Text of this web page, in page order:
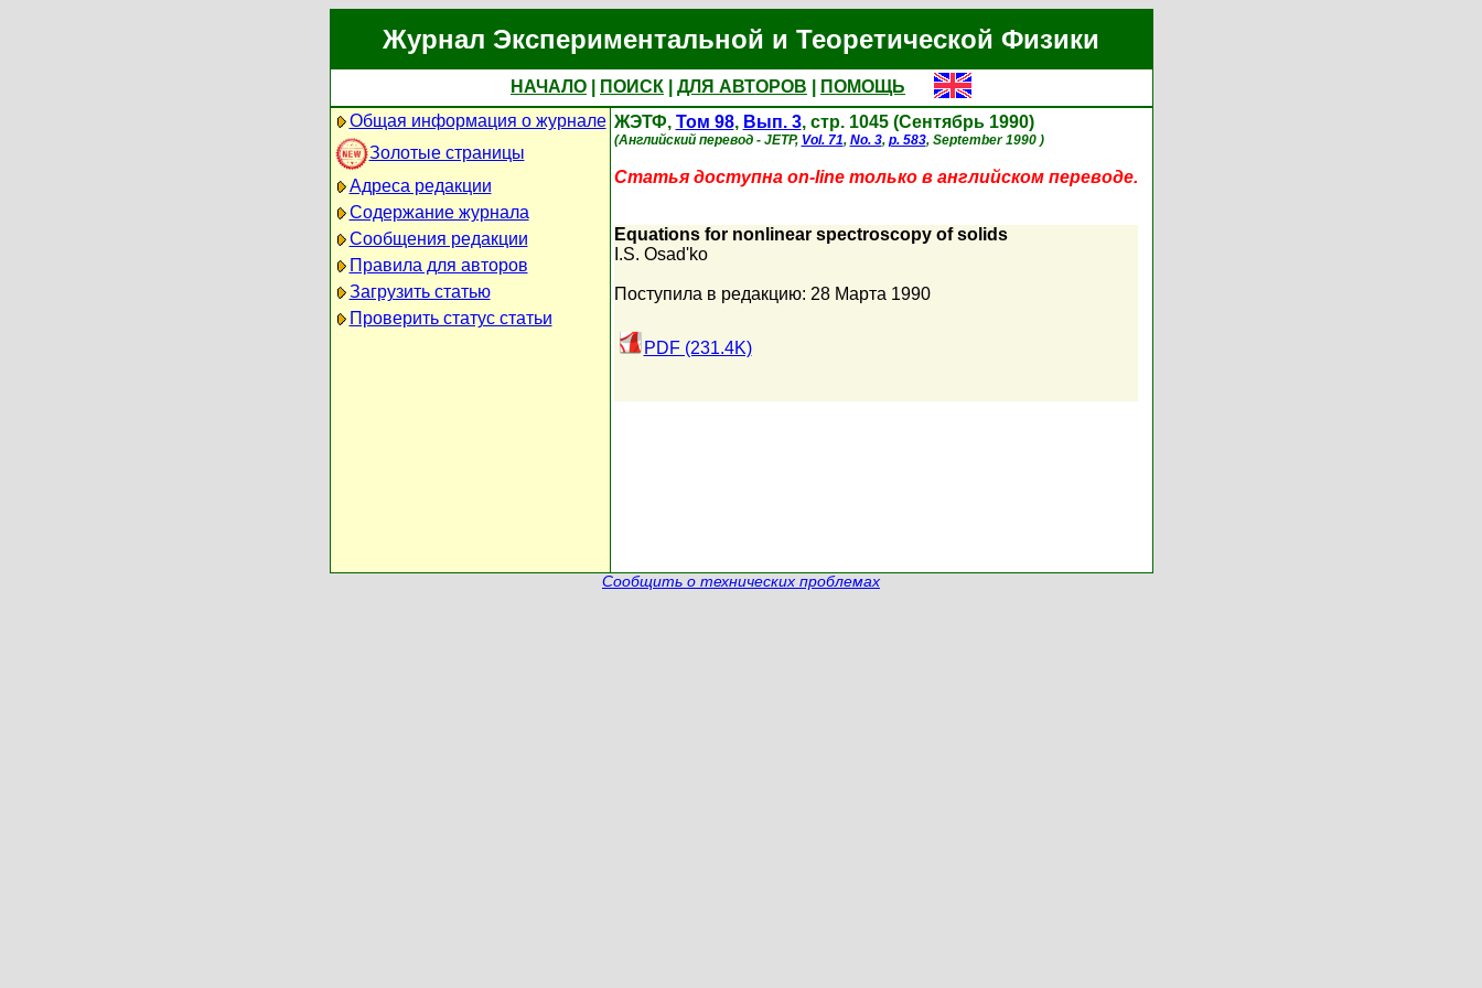
Журнал Экспериментальной и Теоретической Физики
НАЧАЛО ПОИСК ДЛЯ АВТОРОВ
ПОМОЩЬ
Общая информация о журнале
Золотые страницы
Адреса редакции
Содержание журнала
Сообщения редакции
Правила для авторов
Загрузить статью
Проверить статус статьи
ЖЭТФ, Том 98, Вып. 3, стр. 1045 (Сентябрь 1990)
(Английский перевод - JETP, Vol. 71, No. 3, p. 583, September 1990 )
Статья доступна on-line только в английском переводе.
Equations for nonlinear spectroscopy of solids
I.S. Osad'ko
Поступила в редакцию: 28 Марта 1990
PDF (231.4K)
Сообщить о технических проблемах